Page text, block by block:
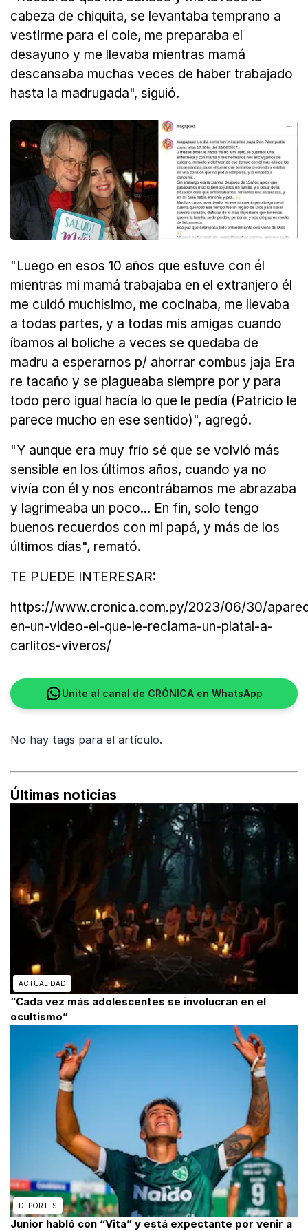
cabeza de chiquita, se levantaba temprano a
vestirme para el cole, me preparaba el
desayuno y me llevaba mientras mamá
descansaba muchas veces de haber trabajado
hasta la madrugada", siguió.
"Luego en esos 10 años que estuve con él
mientras mi mamá trabajaba en el extranjero él
me cuidó muchísimo, me cocinaba, me llevaba
a todas partes, y a todas mis amigas cuando
íbamos al boliche a veces se quedaba de
madru a esperarnos p/ ahorrar combus jaja Era
re tacaño y se plagueaba siempre por y para
todo pero igual hacía lo que le pedía (Patricio le
parece mucho en ese sentido)", agregó.
"Y aunque era muy frío sé que se volvió más
sensible en los últimos años, cuando ya no
vivía con él y nos encontrábamos me abrazaba
y lagrimeaba un poco... En fin, solo tengo
buenos recuerdos con mi papá, y más de los
últimos días", remató.
TE PUEDE INTERESAR:
https://www.cronica.com.py/2023/06/30/
en-un-video-el-que-le-reclama-un-platal-a-
carlitos-viveros/
Unite al canal de CRÓNICA en WhatsApp
No hay tags para el artículo.
Últimas noticias
ACTUALIDAD
“Cada vez más adolescentes se involucran en el
ocultismo”
DEPORTES
Junior habló con “Vita” y está expectante por venir a